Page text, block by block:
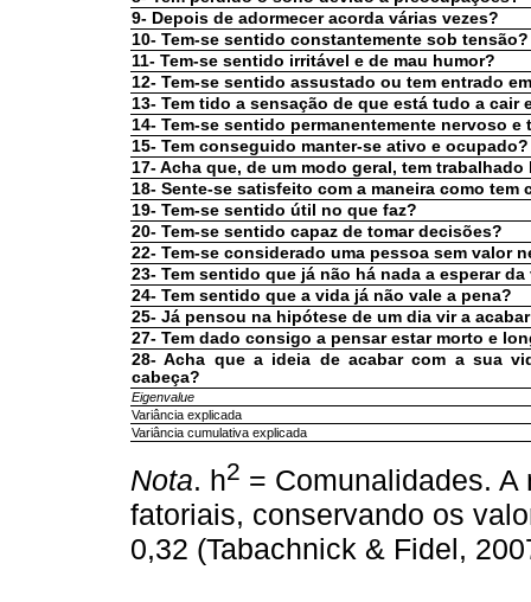
9- Depois de adormecer acorda várias vezes?
10- Tem-se sentido constantemente sob tensão?
11- Tem-se sentido irritável e de mau humor?
12- Tem-se sentido assustado ou tem entrado
13- Tem tido a sensação de que está tudo a cair
14- Tem-se sentido permanentemente nervoso e
15- Tem conseguido manter-se ativo e ocupado?
17- Acha que, de um modo geral, tem trabalhado
18- Sente-se satisfeito com a maneira como tem
19- Tem-se sentido útil no que faz?
20- Tem-se sentido capaz de tomar decisões?
22- Tem-se considerado uma pessoa sem valor
23- Tem sentido que já não há nada a esperar da
24- Tem sentido que a vida já não vale a pena?
25- Já pensou na hipótese de um dia vir a
27- Tem dado consigo a pensar estar morto e
28- Acha que a ideia de acabar com a sua
cabeça?
Eigenvalue
Variância explicada
Variância cumulativa explicada
Nota. h2 = Comunalidades.
fatoriais, conservando os
0,32 (Tabachnick & Fidel,